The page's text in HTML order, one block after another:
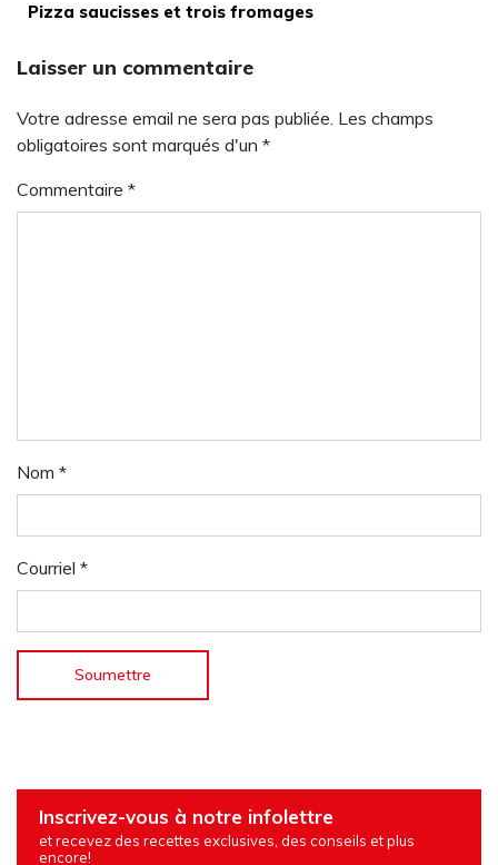
Pizza saucisses et trois fromages
Laisser un commentaire
Votre adresse email ne sera pas publiée. Les champs
obligatoires sont marqués d'un *
Commentaire *
Nom *
Courriel *
Inscrivez-vous à notre infolettre
et recevez des recettes exclusives, des conseils et plus
encore!